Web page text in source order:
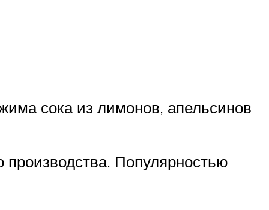
сока из лимонов, апельсинов
производства. Популярностью